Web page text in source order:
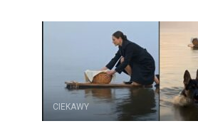
CIEKAWY